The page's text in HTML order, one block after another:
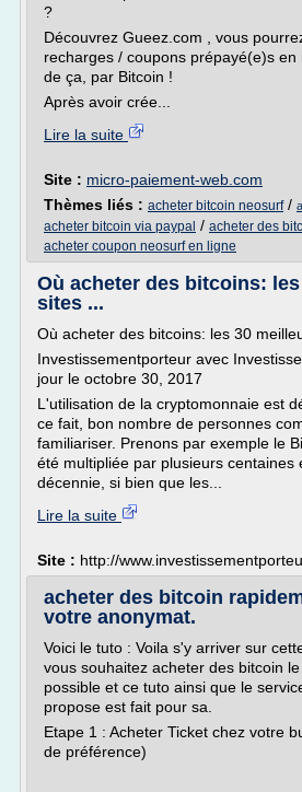
?
Découvrez Gueez.com , vous
recharges / coupons prépayé(e)s
de ça, par Bitcoin !
Après avoir crée...
Lire la suite
Site : micro-paiement-web.com
Thèmes liés : acheter bitcoin neosurf/
acheter bitcoin via paypal / acheter des
acheter coupon neosurf en ligne
Où acheter des bitcoins:
sites ...
Où acheter des bitcoins: les 30
Investissementporteur avec
jour le octobre 30, 2017
L'utilisation de la cryptomonnaie est
ce fait, bon nombre de personnes
familiariser. Prenons par exemple le
été multipliée par plusieurs centaines
décennie, si bien que les...
Lire la suite
Site : http://
acheter des bitcoin
votre anonymat.
Voici le tuto : Voila s'y arriver sur
vous souhaitez acheter des bitcoin
possible et ce tuto ainsi que le
propose est fait pour sa.
Etape 1 : Acheter Ticket chez votre
de préférence)